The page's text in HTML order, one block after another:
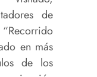
de
en más
de los